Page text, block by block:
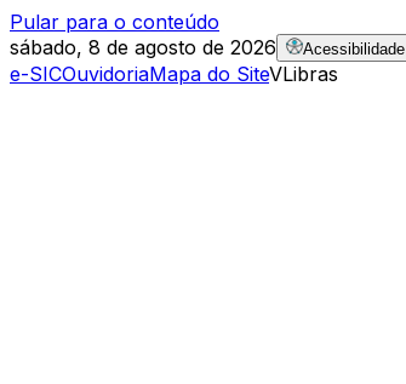
Pular para o conteúdo
sábado, 8 de agosto de 2026
Acessibilidade
e-SICOuvidoriaMapa do SiteVLibras